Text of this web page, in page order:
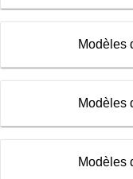
Modèles
Modèles
Modèles